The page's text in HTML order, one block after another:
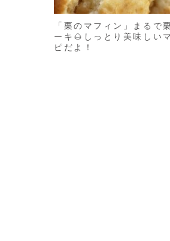
「栗のマフィン」まるで
ーキ🌰しっとり美味しい
ピだよ！